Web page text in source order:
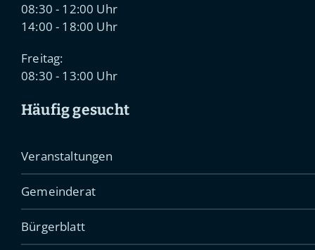
08:30 - 12:00 Uhr
14:00 - 18:00 Uhr
Freitag:
08:30 - 13:00 Uhr
Häufig gesucht
Veranstaltungen
Gemeinderat
Bürgerblatt